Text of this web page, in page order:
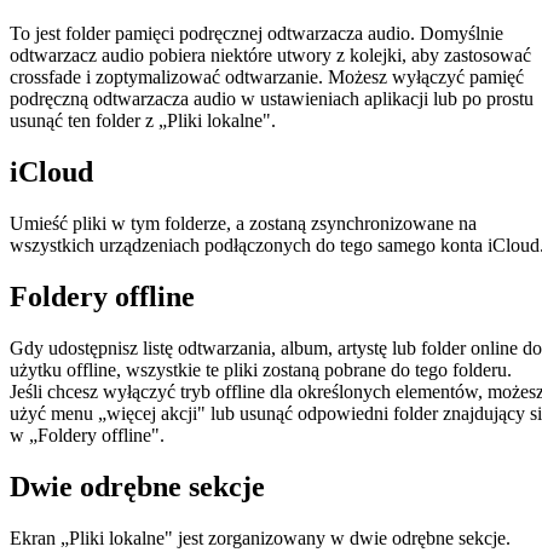
To jest folder pamięci podręcznej odtwarzacza audio. Domyślnie
odtwarzacz audio pobiera niektóre utwory z kolejki, aby zastosować
crossfade i zoptymalizować odtwarzanie. Możesz wyłączyć pamięć
podręczną odtwarzacza audio w ustawieniach aplikacji lub po prostu
usunąć ten folder z „Pliki lokalne".
iCloud
Umieść pliki w tym folderze, a zostaną zsynchronizowane na
wszystkich urządzeniach podłączonych do tego samego konta
Foldery offline
Gdy udostępnisz listę odtwarzania, album, artystę lub folder online do
użytku offline, wszystkie te pliki zostaną pobrane do tego folderu.
Jeśli chcesz wyłączyć tryb offline dla określonych elementów,
użyć menu „więcej akcji" lub usunąć odpowiedni folder znajdujący
w „Foldery offline".
Dwie odrębne sekcje
Ekran „Pliki lokalne" jest zorganizowany w dwie odrębne sekcje.